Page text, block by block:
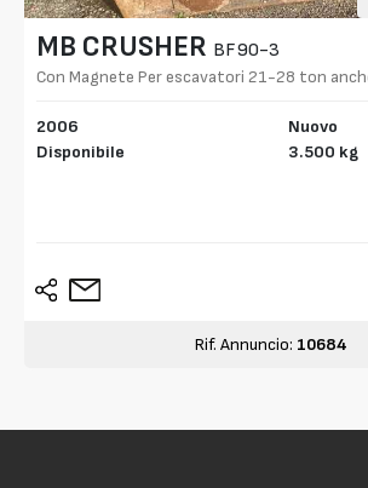
MB CRUSHER BF90-3
Con Magnete Per escavatori 21-28 ton
2006
Disponibile
Nuovo
3.500 kg
Rif. Annuncio: 10684